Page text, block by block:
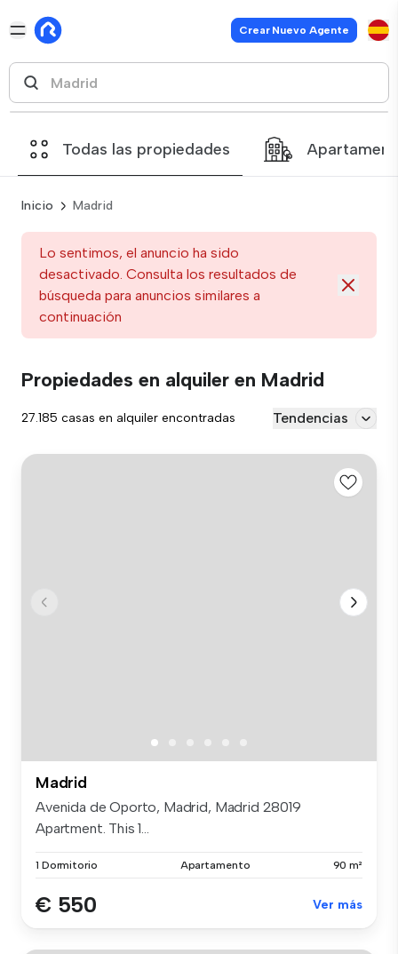
Crear Nuevo Agente
Todas las propiedades
Inicio Madrid
Lo sentimos, el anuncio ha sido
desactivado. Consulta los resultados de
búsqueda para anuncios similares a
continuación
Propiedades en alquiler en Madrid
27.185 casas en alquiler encontradas Tendencias
Madrid
Avenida de Oporto, Madrid, Madrid 28019
Apartment. This 1...
1 Dormitorio Apartamento 90 m²
€ 550 Ver más